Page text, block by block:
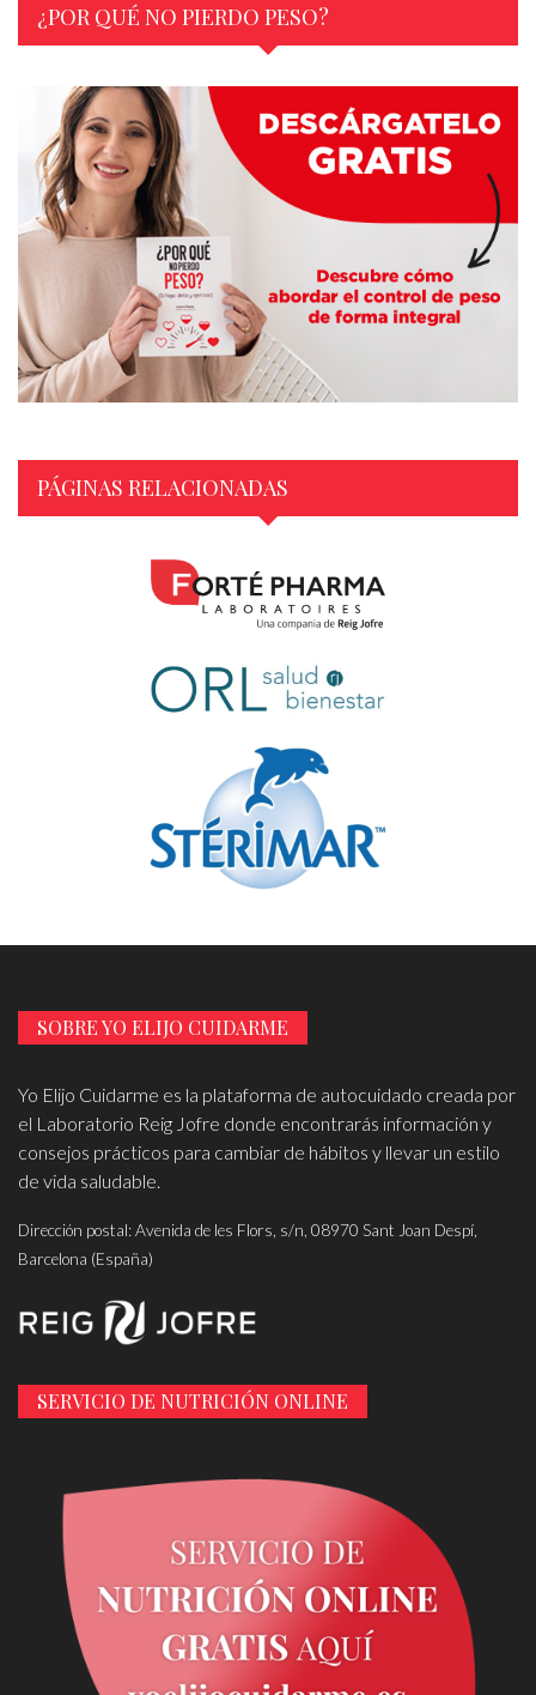
¿POR QUÉ NO PIERDO PESO?
PÁGINAS RELACIONADAS
SOBRE YO ELIJO CUIDARME
Yo Elijo Cuidarme es la plataforma de autocuidado creada por
el Laboratorio Reig Jofre donde encontrarás información y
consejos prácticos para cambiar de hábitos y llevar un estilo
de vida saludable.
Dirección postal: Avenida de les Flors, s/n, 08970 Sant Joan Despí,
Barcelona (España)
SERVICIO DE NUTRICIÓN ONLINE